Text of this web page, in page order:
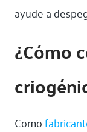
ayude a
¿Cómo
Como